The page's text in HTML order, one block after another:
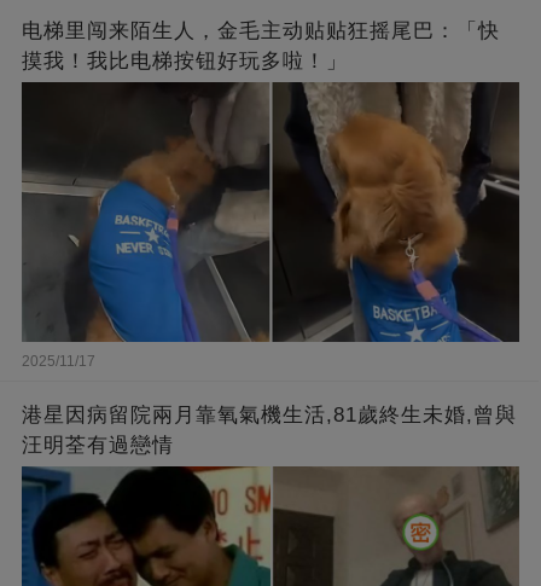
电梯里闯来陌生人，金毛主动贴贴狂摇尾巴：「快
摸我！我比电梯按钮好玩多啦！」
2025/11/17
港星因病留院兩月靠氧氣機生活,81歲終生未婚,曾與
汪明荃有過戀情